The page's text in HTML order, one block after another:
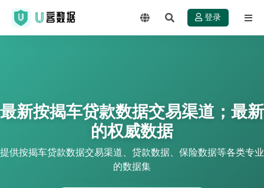
登录
最新按揭车贷款数据交易渠道；最新
的权威数据
提供按揭车贷款数据交易渠道、贷款数据、保险数据等各类专业
的数据集